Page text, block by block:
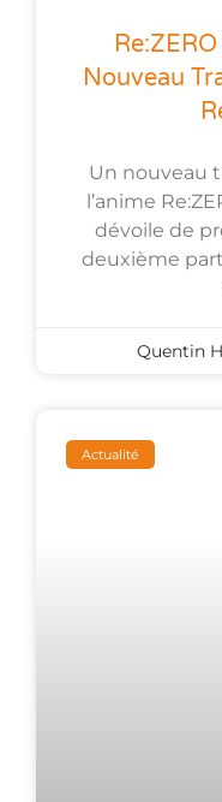
Nouveau
Un nouveau
l’anime
dévoile de
deuxième
Quentin
Actualité